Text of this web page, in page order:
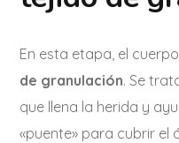
En esta etapa, el
de granulación. Se
que llena la herida y
«puente» para cubrir el